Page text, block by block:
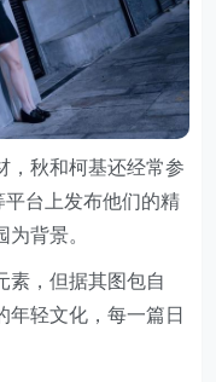
，秋和柯基还经常参
台上发布他们的精
背景。
素，但据其图包自
年轻文化，每一篇日